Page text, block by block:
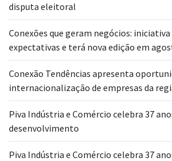
disputa eleitoral
Conexões que geram negócios: iniciativa
expectativas e terá nova edição em
Conexão Tendências apresenta
internacionalização de empresas da
Piva Indústria e Comércio celebra 37
desenvolvimento
Piva Indústria e Comércio celebra 37